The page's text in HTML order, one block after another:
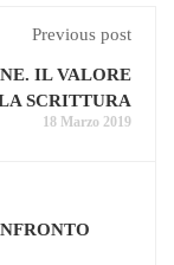
Previous post
IL VALORE
SCRITTURA
18 Marzo 2019